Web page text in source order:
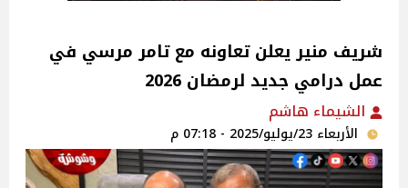
شريف منير يعلن تعاونه مع تامر مرسي في
عمل درامي جديد لرمضان 2026
الشيماء هاشم
الأربعاء 23/يوليو/2025 - 07:18 م